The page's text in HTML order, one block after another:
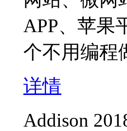
APP、苹果
个不用编程
详情
Addison